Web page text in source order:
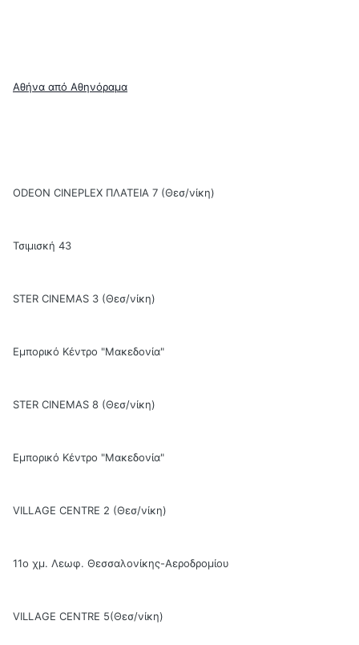
Αθήνα από Αθηνόραμα
ODEON CINEPLEX ΠΛΑΤΕΙΑ 7 (Θεσ/νίκη)
Τσιμισκή 43
STER CINEMAS 3 (Θεσ/νίκη)
Εμπορικό Κέντρο "Μακεδονία"
STER CINEMAS 8 (Θεσ/νίκη)
Εμπορικό Κέντρο "Μακεδονία"
VILLAGE CENTRE 2 (Θεσ/νίκη)
11ο χμ. Λεωφ. Θεσσαλονίκης-Αεροδρομίου
VILLAGE CENTRE 5(Θεσ/νίκη)